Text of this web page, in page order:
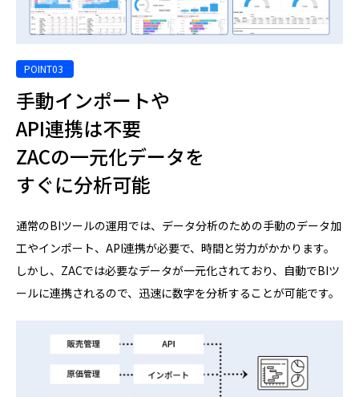
手動インポートや
API連携は不要
ZACの一元化データを
すぐに分析可能
通常のBIツールの運用では、データ分析のための手動のデータ加
工やインポート、API連携が必要で、時間と労力がかかります。
しかし、ZACでは必要なデータが一元化されており、自動でBIツ
ールに連携されるので、迅速に数字を分析することが可能です。